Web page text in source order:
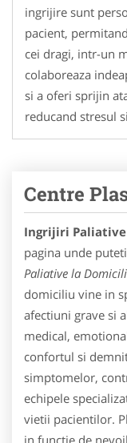
ingrijire sunt
pacient,
cei dragi, intr-un
colaboreaza
si a oferi sprijin
reducand stresul
Centre
Ingrijiri
pagina unde
Paliative la
domiciliu vine in
afectiuni grave si
medical,
confortul si
simptomelor,
echipele
vietii pacientilor.
in functie de